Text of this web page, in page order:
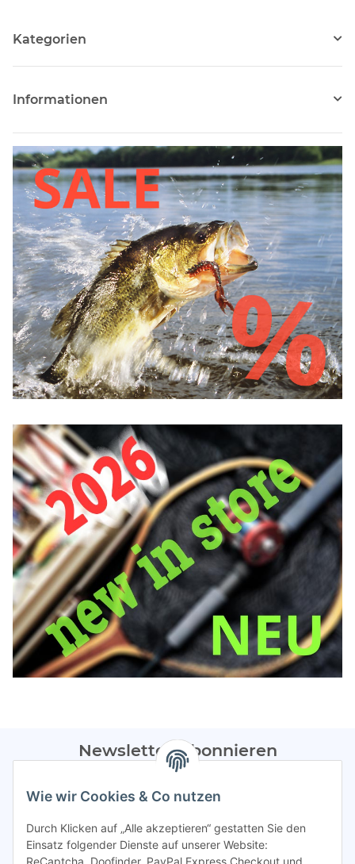
Kategorien
Informationen
Newsletter Abonnieren
Bitte sendet mir entsprechend eurer
regelmäßig Infos zu euren Aktionen per E-Mail zu.
Abonnieren
Wie wir Cookies & Co nutzen
Durch Klicken auf „Alle akzeptieren“ gestatten Sie den
Einsatz folgender Dienste auf unserer Website: